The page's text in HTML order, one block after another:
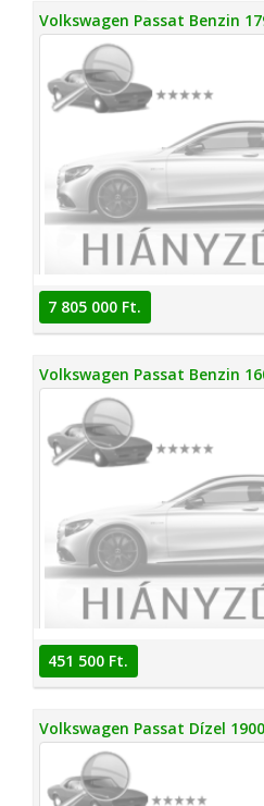
Volkswagen Passat Benzin
7 805 000 Ft.
Volkswagen Passat Benzin
451 500 Ft.
Volkswagen Passat Dízel